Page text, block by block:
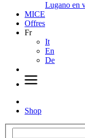
Lugano en
MICE
Offres
Fr
It
En
De
Shop